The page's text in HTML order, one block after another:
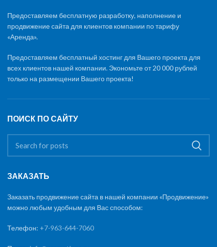
Предоставляем бесплатную разработку, наполнение и
продвижение сайта для клиентов компании по тарифу
«Аренда».
Предоставляем бесплатный хостинг для Вашего проекта для
всех клиентов нашей компании. Экономьте от 20 000 рублей
только на размещении Вашего проекта!
ПОИСК ПО САЙТУ
ЗАКАЗАТЬ
Заказать продвижение сайта в нашей компании «Продвижение»
можно любым удобным для Вас способом:
Телефон: +7-963-644-7060